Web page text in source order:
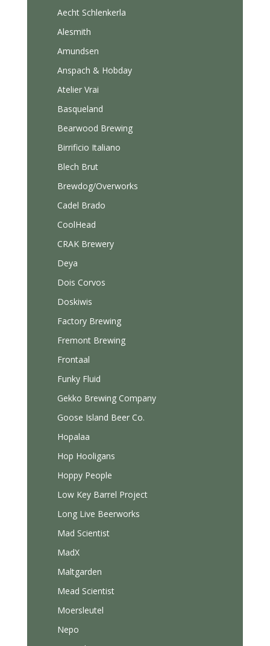
Aecht Schlenkerla
Alesmith
Amundsen
Anspach & Hobday
Atelier Vrai
Basqueland
Bearwood Brewing
Birrificio Italiano
Blech Brut
Brewdog/Overworks
Cadel Brado
CoolHead
CRAK Brewery
Deya
Dois Corvos
Doskiwis
Factory Brewing
Fremont Brewing
Frontaal
Funky Fluid
Gekko Brewing Company
Goose Island Beer Co.
Hopalaa
Hop Hooligans
Hoppy People
Low Key Barrel Project
Long Live Beerworks
Mad Scientist
MadX
Maltgarden
Mead Scientist
Moersleutel
Nepo